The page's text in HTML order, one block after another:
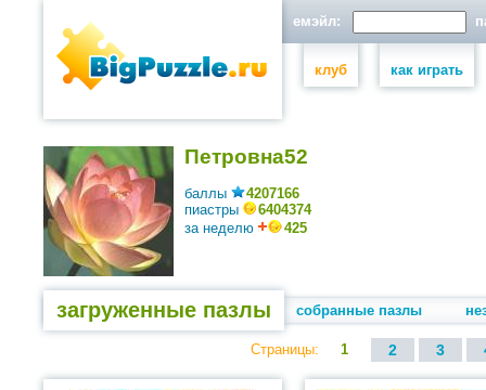
емэйл:
клуб как играть
Петровна52
баллы
4207166
пиастры
6404374
за неделю
425
загруженные пазлы собранные пазлы
Страницы: 1 2 3